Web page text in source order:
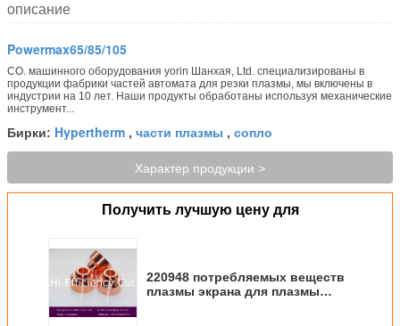
описание
Powermax65/85/105
CO. машинного оборудования yorin Шанхая, Ltd. специализированы в
продукции фабрики частей автомата для резки плазмы, мы включены в
индустрии на 10 лет. Наши продукты обработаны используя механические
инструмент...
Бирки: Hypertherm , части плазмы , сопло
Характер продукции >
Получить лучшую цену для
220948 потребляемых веществ
плазмы экрана для плазмы